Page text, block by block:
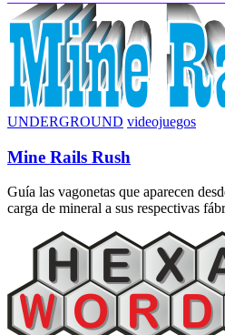
UNDERGROUND videojuegos
Mine Rails Rush
Guía las vagonetas que aparecen
carga de mineral a sus respectivas